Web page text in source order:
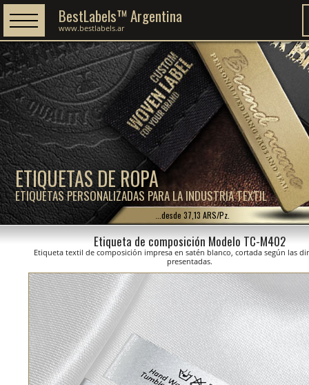
ETIQUETAS DE ROPA
ETIQUETAS PERSONALIZADAS PARA LA INDUSTRIA TEXTIL
BestLabels™ Argentina
www.bestlabels.ar
...desde 37,13 ARS/Pz.
Etiqueta de composición Modelo TC-M402
Etiqueta textil de composición impresa en satén blanco, cortada según las
presentadas.